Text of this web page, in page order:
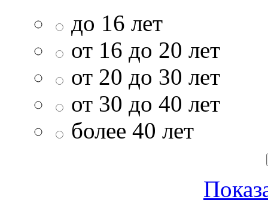
до 16 лет
от 16 до 20 лет
от 20 до 30 лет
от 30 до 40 лет
более 40 лет